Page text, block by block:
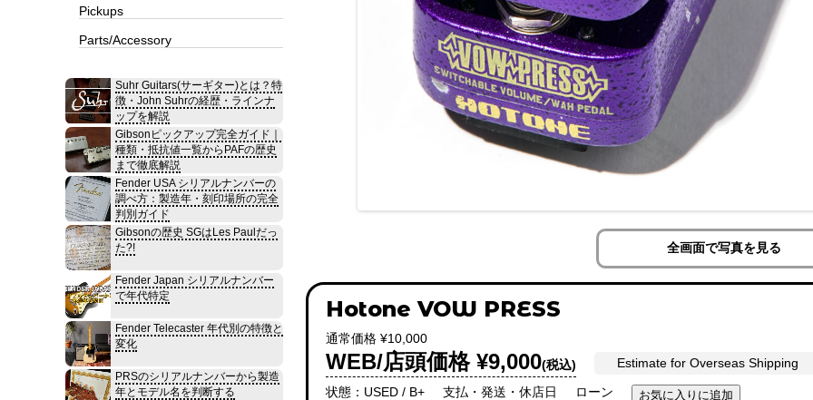
全画面で写真を見る
Hotone VOW PRESS
通常価格 ¥10,000
WEB/店頭価格 ¥9,000(税込)
Estimate for Overseas Shipping
状態：USED / B+
支払・発送・休店日
ローン
Pickups
Parts/Accessory
Suhr Guitars(サーギター)とは？特
徴・John Suhrの経歴・ラインナ
ップを解説
Gibsonピックアップ完全ガイド｜
種類・抵抗値一覧からPAFの歴史
まで徹底解説
Fender USA シリアルナンバーの
調べ方：製造年・刻印場所の完全
判別ガイド
Gibsonの歴史 SGはLes Paulだっ
た?!
Fender Japan シリアルナンバー
で年代特定
Fender Telecaster 年代別の特徴と
変化
PRSのシリアルナンバーから製造
年とモデル名を判断する